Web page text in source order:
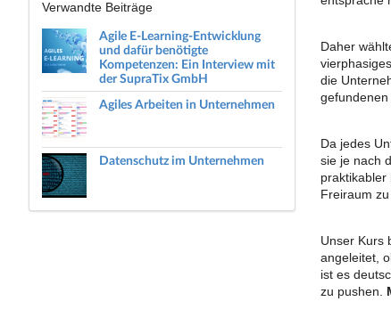
Verwandte Beiträge
Agile E-Learning-Entwicklung
und dafür benötigte
Kompetenzen: Ein Interview mit
der SupraTix GmbH
Agiles Arbeiten in Unternehmen
Datenschutz im Unternehmen
Daher
die
Da jedes
sie je nach
praktikabler
Freiraum
Unser Kurs
angeleitet,
ist es
zu pushen.